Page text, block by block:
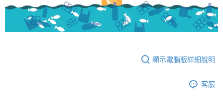
顯示電腦版詳細說明
客服